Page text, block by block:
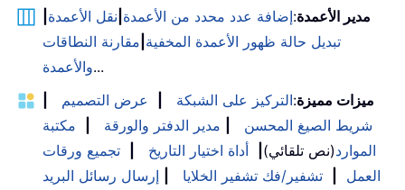
مدير الأعمدة:إضافة عدد محدد من الأعمدة نقل الأعمدة
تبديل حالة ظهور الأعمدة المخفية مقارنة النطاقات
والأعمدة...
ميزات مميزة:التركيز على الشبكة عرض التصميم
شريط الصيغ المحسن
مدير الدفتر والورقة
مكتبة
الموارد(نص تلقائي) أداة اختيار التاريخ
تجميع ورقات
العمل
تشفير/فك تشفير الخلايا
إرسال رسائل البريد